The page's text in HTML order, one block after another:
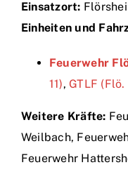
Einsatzort:
Einheiten und
Feuerwehr
11), GTLF
Weitere Kräfte:
Weilbach,
Feuerwehr